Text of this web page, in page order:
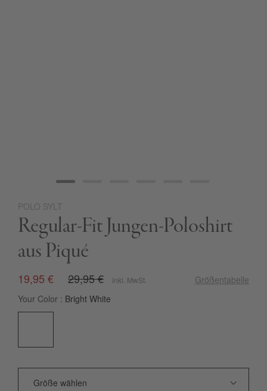
Zum
Anfang
der
Bildgalerie
springen
POLO SYLT
Regular-Fit Jungen-Poloshirt
aus Piqué
19,95 € 29,95 € inkl. MwSt.
Größentabelle
Your Color
Bright White